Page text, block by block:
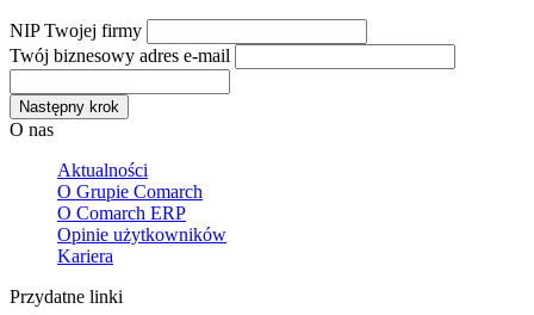
NIP Twojej firmy
Twój biznesowy adres e-mail
Następny krok
O nas
Aktualności
O Grupie Comarch
O Comarch ERP
Opinie użytkowników
Kariera
Przydatne linki